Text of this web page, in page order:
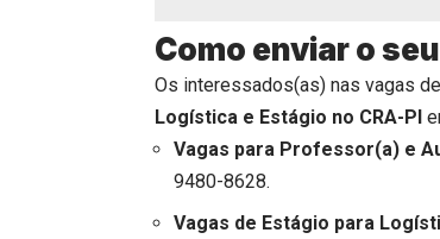
Como enviar o
Os interessados(as) nas vagas
Logística e Estágio no CRA-PI
Vagas para Professor(a) e
9480-8628.
Vagas de Estágio para